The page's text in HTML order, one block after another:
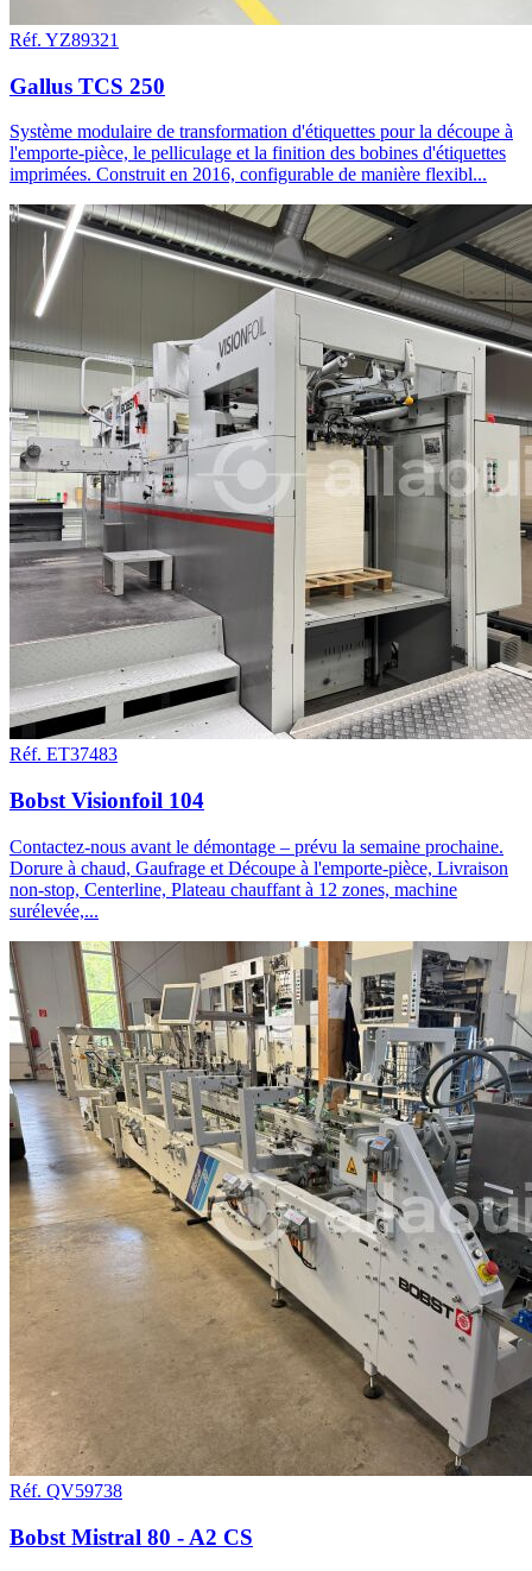
Réf. YZ89321
Gallus TCS 250
Système modulaire de transformation d'étiquettes pour la découpe à
l'emporte-pièce, le pelliculage et la finition des bobines d'étiquettes
imprimées. Construit en 2016, configurable de manière flexibl...
Réf. ET37483
Bobst Visionfoil 104
Contactez-nous avant le démontage – prévu la semaine prochaine.
Dorure à chaud, Gaufrage et Découpe à l'emporte-pièce, Livraison
non-stop, Centerline, Plateau chauffant à 12 zones, machine
surélevée,...
Réf. QV59738
Bobst Mistral 80 - A2 CS